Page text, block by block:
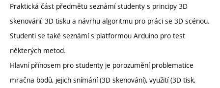
Praktická část předmětu seznámí studenty s principy 3D
skenování, 3D tisku a návrhu algoritmu pro práci se 3D scénou.
Studenti se také seznámí s platformou Arduino pro test
některých metod.
Hlavní přínosem pro studenty je porozumění problematice
mračna bodů, jejich snímání (3D skenování), využití (3D tisk,